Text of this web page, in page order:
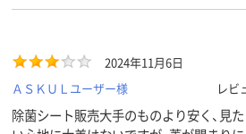
2024年11月6日
ＡＳＫＵＬユーザー様
レビ
除菌シート販売大手のものより安く、見